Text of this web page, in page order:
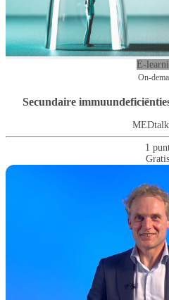
E-
On-
Secundaire
1
Gratis